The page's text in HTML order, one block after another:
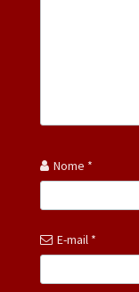
Nome *
E-mail *